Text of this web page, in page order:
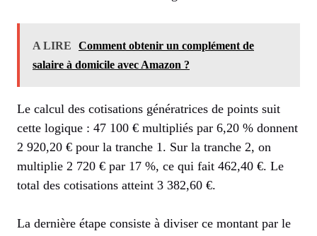
A LIRE
Comment obtenir un complément de
salaire à domicile avec Amazon ?
Le calcul des cotisations génératrices de points suit
cette logique : 47 100 € multipliés par 6,20 % donnent
2 920,20 € pour la tranche 1. Sur la tranche 2, on
multiplie 2 720 € par 17 %, ce qui fait 462,40 €. Le
total des cotisations atteint 3 382,60 €.
La dernière étape consiste à diviser ce montant par le